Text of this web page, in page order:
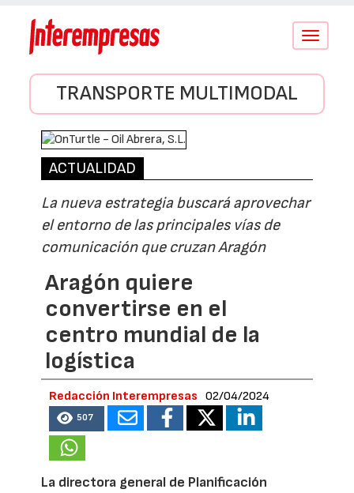
Conmutar
TRANSPORTE MULTIMODAL
ACTUALIDAD
La nueva estrategia buscará aprovechar
el entorno de las principales vías de
comunicación que cruzan Aragón
Aragón quiere
convertirse en el
centro mundial de la
logística
Redacción Interempresas 02/04/2024
507
La directora general de Planificación